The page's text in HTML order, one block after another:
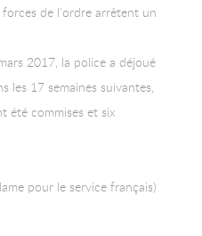
de l’ordre arrêtent un
2017, la police a déjoué
les 17 semaines suivantes,
été commises et six
pour le service français)